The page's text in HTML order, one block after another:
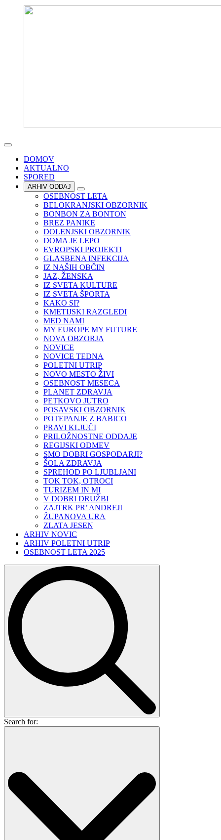
DOMOV
AKTUALNO
SPORED
ARHIV ODDAJ
OSEBNOST LETA
BELOKRANJSKI OBZORNIK
BONBON ZA BONTON
BREZ PANIKE
DOLENJSKI OBZORNIK
DOMA JE LEPO
EVROPSKI PROJEKTI
GLASBENA INFEKCIJA
IZ NAŠIH OBČIN
JAZ, ŽENSKA
IZ SVETA KULTURE
IZ SVETA ŠPORTA
KAKO SI?
KMETIJSKI RAZGLEDI
MED NAMI
MY EUROPE MY FUTURE
NOVA OBZORJA
NOVICE
NOVICE TEDNA
POLETNI UTRIP
NOVO MESTO ŽIVI
OSEBNOST MESECA
PLANET ZDRAVJA
PETKOVO JUTRO
POSAVSKI OBZORNIK
POTEPANJE Z BABICO
PRAVI KLJUČI
PRILOŽNOSTNE ODDAJE
REGIJSKI ODMEV
SMO DOBRI GOSPODARJI?
ŠOLA ZDRAVJA
SPREHOD PO LJUBLJANI
TOK TOK, OTROCI
TURIZEM IN MI
V DOBRI DRUŽBI
ZAJTRK PR’ ANDREJI
ŽUPANOVA URA
ZLATA JESEN
ARHIV NOVIC
ARHIV POLETNI UTRIP
OSEBNOST LETA 2025
Search for: